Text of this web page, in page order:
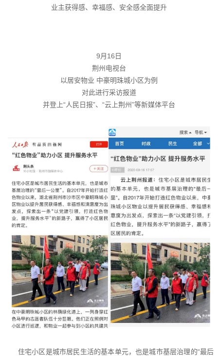
业主获得感、幸福感、安全感全面提升
9月16日
荆州电视台
以居安物业 中豪明珠城小区为例
对此进行采访报道
并登上“人民日报”、“云上荆州”等新媒体平台
住宅小区是城市居民生活的基本单元，也是城市基层治理的“最后